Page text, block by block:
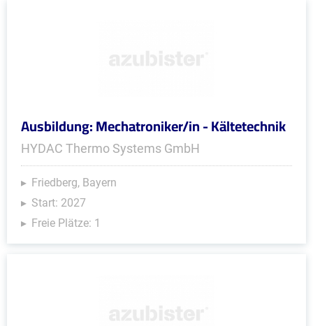
Ausbildung: Mechatroniker/in - Kältetechnik
HYDAC Thermo Systems GmbH
Friedberg, Bayern
Start: 2027
Freie Plätze: 1